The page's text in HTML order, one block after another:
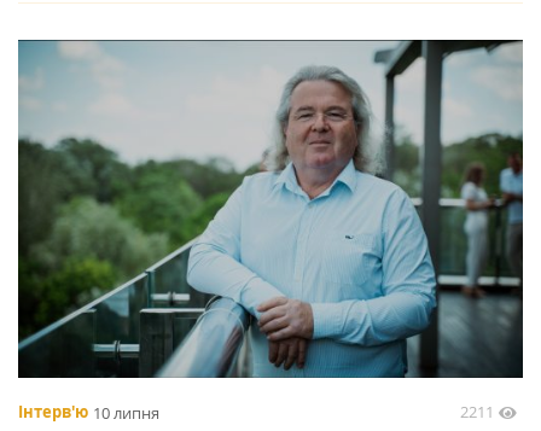
Інтерв'ю 10 липня 2211